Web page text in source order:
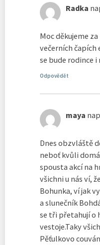
Radka
Moc děkujeme
večerních čapích
se bude rodince
Odpovědět
maya
Dnes obzvláště
neboť kvůli
spousta akcí na
všichni u nás ví,
Bohunka, ví jak
a slunečník
se tři přetahují o
vestoje.Taky
Pěťulkovo